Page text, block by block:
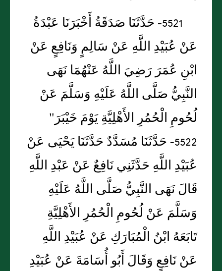
5521- حَدَّثَنَا صَدَقَةُ أَخْبَرَنَا عَبْدَةُ
عَنْ عُبَيْدِ اللَّهِ عَنْ سَالِمٍ وَنَافِعٍ عَنْ
ابْنِ عُمَرَ رَضِيَ اللَّهُ عَنْهُمَا نَهَى
النَّبِيُّ صَلَّى اللَّهُ عَلَيْهِ وَسَلَّمَ عَنْ
لُحُومِ الْحُمُرِ الأَهْلِيَّةِ يَوْمَ خَيْبَرَ"
5522- حَدَّثَنَا مُسَدَّدٌ حَدَّثَنَا يَحْيَى عَنْ
عُبَيْدِ اللَّهِ حَدَّثَنِي نَافِعٌ عَنْ عَبْدِ اللَّهِ
قَالَ نَهَى النَّبِيُّ صَلَّى اللَّهُ عَلَيْهِ
وَسَلَّمَ عَنْ لُحُومِ الْحُمُرِ الأَهْلِيَّةِ
تَابَعَهُ ابْنُ الْمُبَارَكِ عَنْ عُبَيْدِ اللَّهِ
عَنْ نَافِعٍ وَقَالَ أَبُو أُسَامَةَ عَنْ عُبَيْدِ